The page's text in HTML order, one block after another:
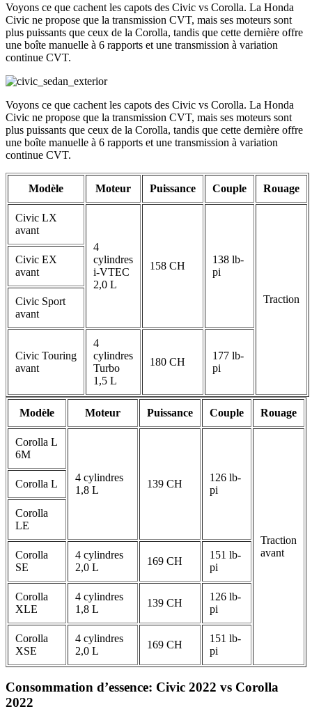
Voyons ce que cachent les capots des Civic vs Corolla. La Honda
Civic ne propose que la transmission CVT, mais ses moteurs sont
plus puissants que ceux de la Corolla, tandis que cette dernière offre
une boîte manuelle à 6 rapports et une transmission à variation
continue CVT.
Voyons ce que cachent les capots des Civic vs Corolla. La Honda
Civic ne propose que la transmission CVT, mais ses moteurs sont
plus puissants que ceux de la Corolla, tandis que cette dernière offre
une boîte manuelle à 6 rapports et une transmission à variation
continue CVT.
Modèle Moteur Puissance Couple Rouage
Civic LX
avant
4
cylindres
i-VTEC
2,0 L
158 CH
138 lb-
pi
Traction
Civic EX
avant
Civic Sport
avant
Civic Touring
avant
4
cylindres
Turbo
1,5 L
180 CH
177 lb-
pi
Modèle Moteur Puissance Couple Rouage
Corolla L
6M
4 cylindres
1,8 L
139 CH
126 lb-
pi
Traction
avant
Corolla L
Corolla
LE
Corolla
SE
4 cylindres
2,0 L
169 CH
151 lb-
pi
Corolla
XLE
4 cylindres
1,8 L
139 CH
126 lb-
pi
Corolla
XSE
4 cylindres
2,0 L
169 CH
151 lb-
pi
Consommation d’essence: Civic 2022 vs Corolla
2022